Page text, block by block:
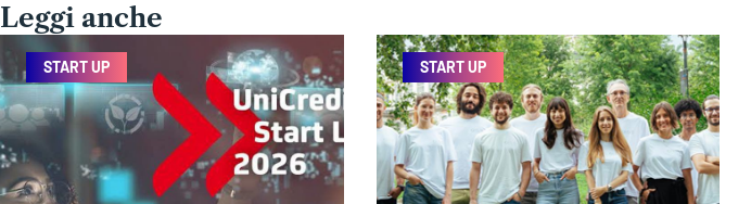
Leggi anche
START UP START UP